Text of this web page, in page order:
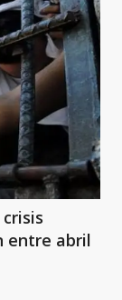
entre abril